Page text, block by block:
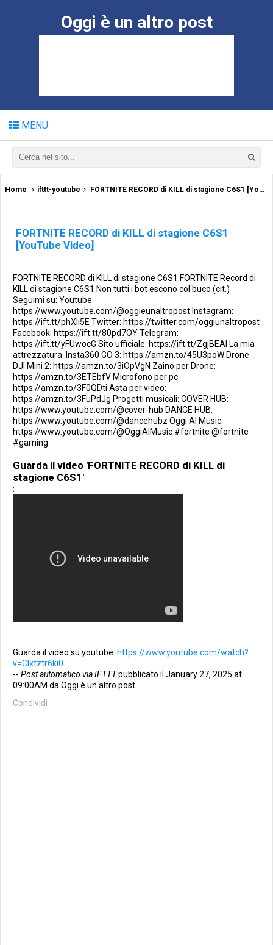
Oggi è un altro post
MENU
Home ifttt-youtube FORTNITE RECORD di KILL di stagione C6S1 [YouTube Video]
FORTNITE RECORD di KILL di stagione C6S1
[YouTube Video]
FORTNITE RECORD di KILL di stagione C6S1 FORTNITE Record di
KILL di stagione C6S1 Non tutti i bot escono col buco (cit.)
Seguimi su: Youtube:
https://www.youtube.com/@oggieunaltropost Instagram:
https://ift.tt/phXli5E Twitter: https://twitter.com/oggiunaltropost
Facebook: https://ift.tt/80pd7OY Telegram:
https://ift.tt/yFUwocG Sito ufficiale: https://ift.tt/ZgjBEAI La mia
attrezzatura: Insta360 GO 3: https://amzn.to/45U3poW Drone
DJI Mini 2: https://amzn.to/3iOpVgN Zaino per Drone:
https://amzn.to/3ETEbfV Microfono per pc:
https://amzn.to/3F0QDti Asta per video:
https://amzn.to/3FuPdJg Progetti musicali: COVER HUB:
https://www.youtube.com/@cover-hub DANCE HUB:
https://www.youtube.com/@dancehubz Oggi AI Music:
https://www.youtube.com/@OggiAIMusic #fortnite @fortnite
#gaming
Guarda il video 'FORTNITE RECORD di KILL di
stagione C6S1'
:
Guarda il video su youtube: https://www.youtube.com/watch?
v=CIxtztr6ki0
-- Post automatico via IFTTTpubblicato il January 27, 2025 at
09:00AM da Oggi è un altro post
Condividi